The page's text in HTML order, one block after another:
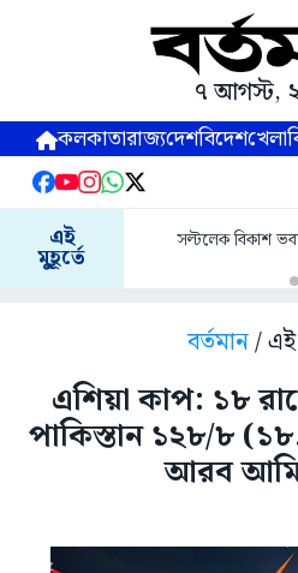
৭ আগস্ট,
কলকাতারাজ্যদেশবিদেশখেলা
এই
মুহূর্তে
সল্টলেক বিকাশ
বর্তমান/ এই
এশিয়া কাপ: ১৮
পাকিস্তান ১২৮/৮
আরব